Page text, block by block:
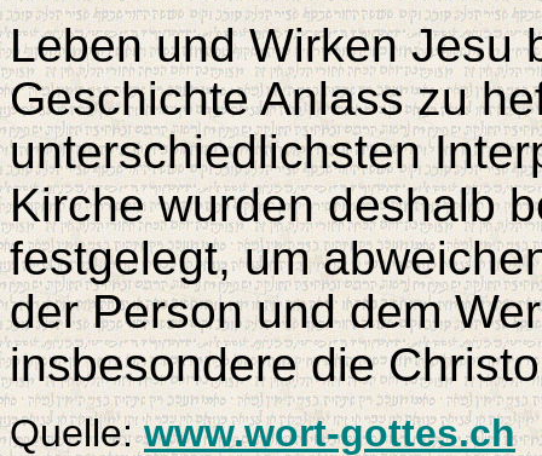
Leben und Wirken Jesu
Geschichte Anlass zu
unterschiedlichsten
Kirche wurden deshalb
festgelegt, um
der Person und dem
insbesondere die
Quelle:www.wort-gottes.ch